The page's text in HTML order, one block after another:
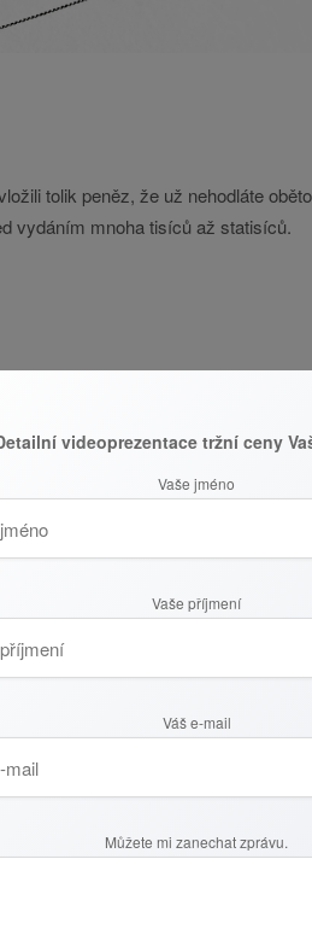
tolik peněz, že už nehodláte
vydáním mnoha tisíců až statisíců.
ve středověku jako reakce na
tak obrovskou hrozbu obyvatel.
domovy pojistit.
pád stromu, povodeň, záplava, voda
náraz vozidla a jiné.
a zvolte kombinaci obou
s budovou, tj. obvodové zdi, okna,
veškeré vybavení domu nebo
nábytek, koberce, elektronika,
a v případě požáru vám pojišťovna
budete muset nakoupit celé
videoprezentace tržní ceny
Vaše jméno
Vaše příjmení
Váš e-mail
Můžete mi zanechat zprávu.